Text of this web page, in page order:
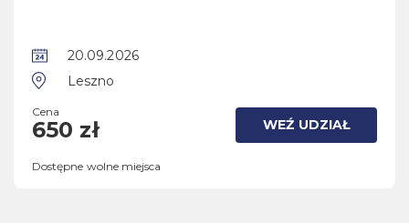
20.09.2026
Leszno
Cena
650 zł WEŹ UDZIAŁ
Dostępne wolne miejsca